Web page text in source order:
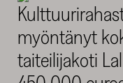
myöntänyt
taiteilijakoti